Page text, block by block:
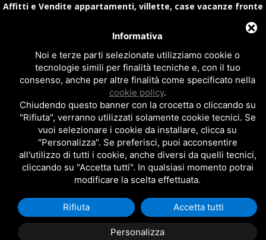
Affitti e Vendite appartamenti, villette, case vacanze fronte
Via Mare Adriatico, 9 - 44020 Lido di Pomposa - Comacchio (Fe) Italy
Tel.+39 0533.381937 - Fax.+39 0533.388231 - Email
info@immobiliaremazzini.it|info@immobiliareevasione.it
Privacy policy|Cookie policy|Note legali
Sito realizzato daTopsuimotori
Informativa
Noi e terze parti selezionate utilizziamo cookie o
tecnologie simili per finalità tecniche e, con il tuo
consenso, anche per altre finalità come specificato nella
cookie policy.
Chiudendo questo banner con la crocetta o cliccando su
"Rifiuta", verranno utilizzati solamente cookie tecnici. Se
vuoi selezionare i cookie da installare, clicca su
"Personalizza". Se preferisci, puoi acconsentire
all'utilizzo di tutti i cookie, anche diversi da quelli tecnici,
cliccando su "Accetta tutti". In qualsiasi momento potrai
modificare la scelta effettuata.
Personalizza
Rifiuta Accetta tutti